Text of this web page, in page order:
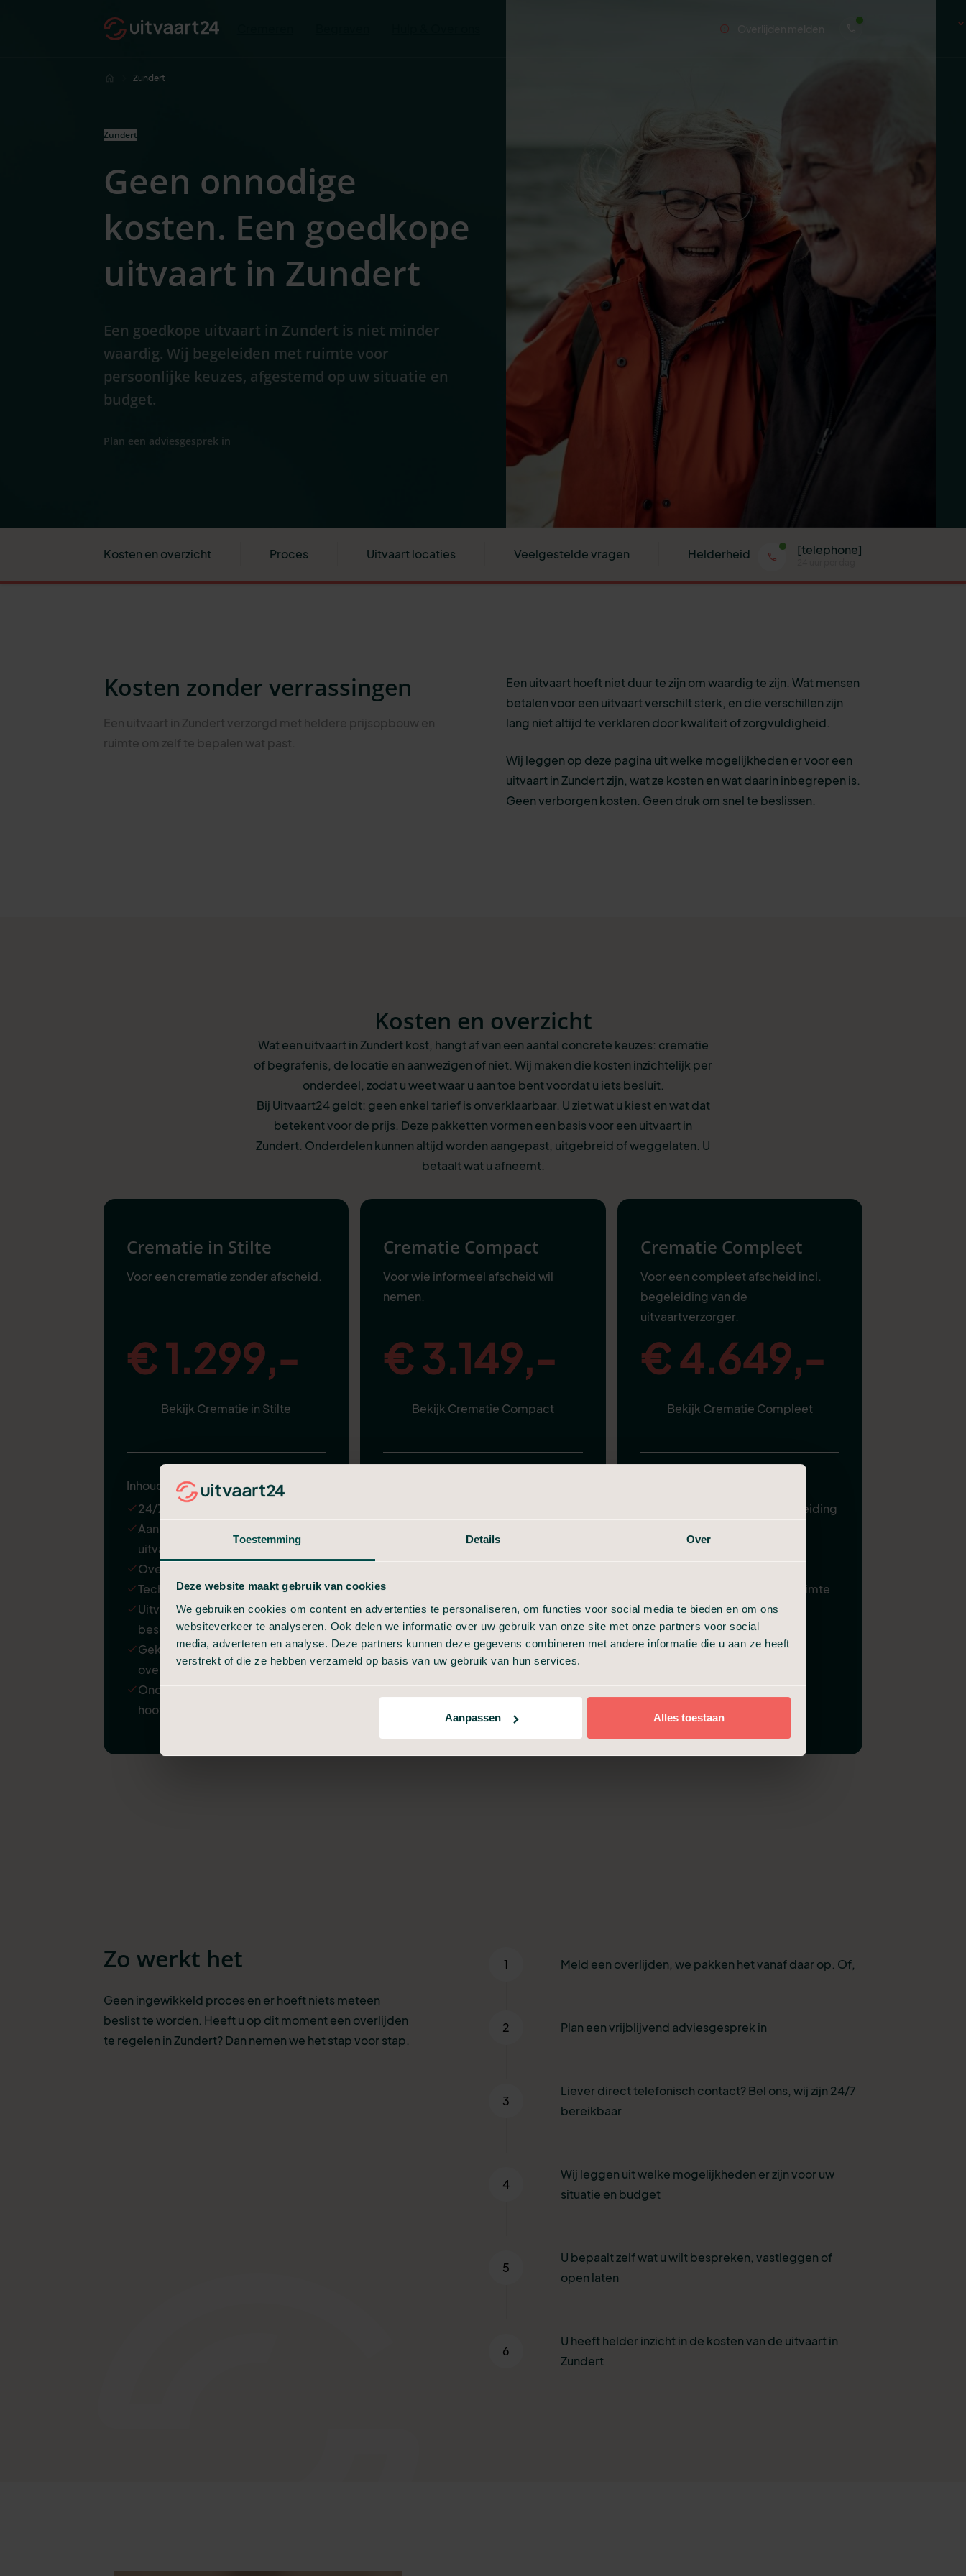
Toestemming Details Over
Deze website maakt gebruik van cookies
We gebruiken cookies om content en advertenties te personaliseren, om functies voor social media te bieden en om ons
websiteverkeer te analyseren. Ook delen we informatie over uw gebruik van onze site met onze partners voor social
media, adverteren en analyse. Deze partners kunnen deze gegevens combineren met andere informatie die u aan ze heeft
verstrekt of die ze hebben verzameld op basis van uw gebruik van hun services.
Aanpassen Alles toestaan
Zundert
Zundert
Geen onnodige
kosten. Een goedkope
uitvaart in Zundert
Een goedkope uitvaart in Zundert is niet minder
waardig. Wij begeleiden met ruimte voor
persoonlijke keuzes, afgestemd op uw situatie en
budget.
Plan een adviesgesprek in
Kosten en overzicht Proces Uitvaart locaties Veelgestelde vragen Helderheid [telephone]
Kosten zonder verrassingen
Een uitvaart in Zundert verzorgd met heldere prijsopbouw en
ruimte om zelf te bepalen wat past.
Een uitvaart hoeft niet duur te zijn om waardig te zijn. Wat mensen
betalen voor een uitvaart verschilt sterk, en die verschillen zijn
lang niet altijd te verklaren door kwaliteit of zorgvuldigheid.
Wij leggen op deze pagina uit welke mogelijkheden er voor een
uitvaart in Zundert zijn, wat ze kosten en wat daarin inbegrepen is.
Geen verborgen kosten. Geen druk om snel te beslissen.
Kosten en overzicht
Wat een uitvaart in Zundert kost, hangt af van een aantal concrete keuzes: crematie
of begrafenis, de locatie en aanwezigen of niet. Wij maken die kosten inzichtelijk per
onderdeel, zodat u weet waar u aan toe bent voordat u iets besluit.
Bij Uitvaart24 geldt: geen enkel tarief is onverklaarbaar. U ziet wat u kiest en wat dat
betekent voor de prijs. Deze pakketten vormen een basis voor een uitvaart in
Zundert. Onderdelen kunnen altijd worden aangepast, uitgebreid of weggelaten. U
betaalt wat u afneemt.
Crematie in Stilte
Voor een crematie zonder afscheid.
€ 1.299,-
Bekijk Crematie in Stilte
Inhoud
24/7 ondersteuning
Aannemen en regelen van de
uitvaart
Overbrenging van de overledene
Technische verzorging
Uitvaartkist met een kleine
beschadiging
Gekoelde bewaring van
overledene
Ondersteuning door
hoofdkantoor
Crematie Compact
Voor wie informeel afscheid wil
nemen.
€ 3.149,-
Bekijk Crematie Compact
Informeel afscheid (30 min)
Incasseren van
verzekeringspolissen
Crematie Compleet
Voor een compleet afscheid incl.
begeleiding van de
uitvaartverzorger.
€ 4.649,-
Bekijk Crematie Compleet
Uitvaartverzorger ter begeleiding
Samenzijn in condoleanceruimte
Zo werkt het
Geen ingewikkeld proces en er hoeft niets meteen
beslist te worden. Heeft u op dit moment een overlijden
te regelen in Zundert? Dan nemen we het stap voor stap.
1 Meld een overlijden, we pakken het vanaf daar op. Of,
2 Plan een vrijblijvend adviesgesprek in
3
Liever direct telefonisch contact? Bel ons, wij zijn 24/7
bereikbaar
4
Wij leggen uit welke mogelijkheden er zijn voor uw
situatie en budget
5
U bepaalt zelf wat u wilt bespreken, vastleggen of
open laten
6
U heeft helder inzicht in de kosten van de uitvaart in
Zundert